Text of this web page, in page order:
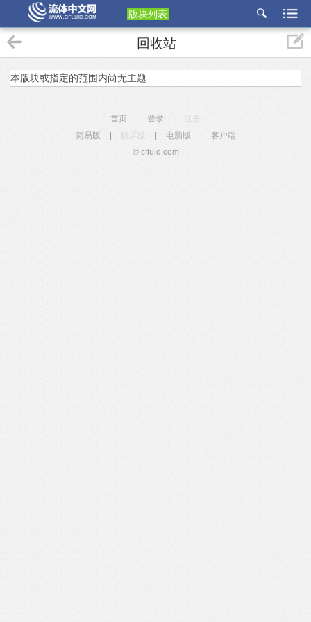
版块列表
etu
p
回收站
本版块或指定的范围内尚无主题
首页 登录
注册
简易版
触屏版 电脑版
客户端
© cfluid.com